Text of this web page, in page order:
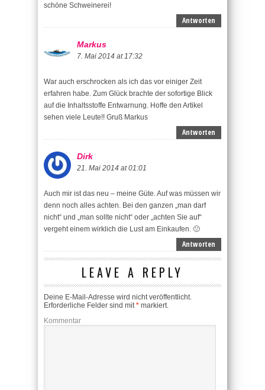
schöne Schweinerei!
Antworten
Markus
7. Mai 2014 at 17:32
War auch erschrocken als ich das vor einiger Zeit
erfahren habe. Zum Glück brachte der sofortige Blick
auf die Inhaltsstoffe Entwarnung. Hoffe den Artikel
sehen viele Leute!! Gruß Markus
Antworten
Dirk
21. Mai 2014 at 01:01
Auch mir ist das neu – meine Güte. Auf was müssen wir
denn noch alles achten. Bei den ganzen „man darf
nicht“ und „man sollte nicht“ oder „achten Sie auf“
vergeht einem wirklich die Lust am Einkaufen. 🙁
Antworten
LEAVE A REPLY
Deine E-Mail-Adresse wird nicht veröffentlicht.
Erforderliche Felder sind mit* markiert.
Kommentar